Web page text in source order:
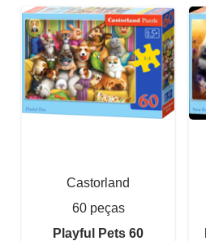
Castorland
60 peças
Playful Pets 60